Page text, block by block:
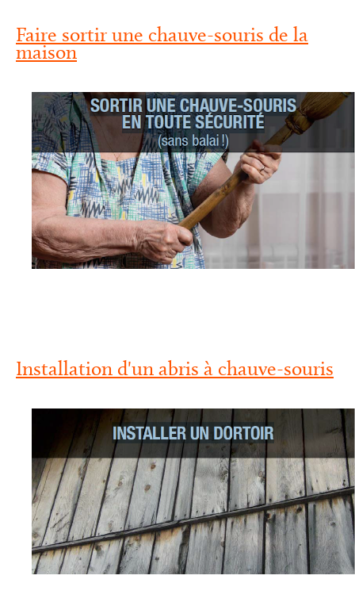
Faire sortir une chauve-souris de la
maison
Installation d'un abris à chauve-souris